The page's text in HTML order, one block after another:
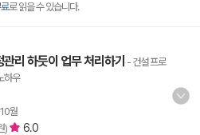
로 읽을 수 있습니다.
리 하듯이 업무 처리하기 - 건설 프로
하우
월
) 6.0